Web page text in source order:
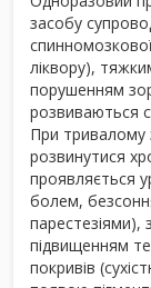
засобу
ліквору),
порушенням
розвиваються
При тривалому
розвинутися
проявляється
болем,
парестезіями),
підвищенням
покривів